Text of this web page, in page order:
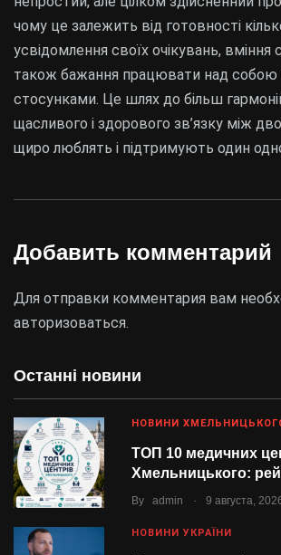
Останні новини
НОВИНИ
ТОП 10 медичних
Хмельницького:
By admin . 9 августа,
НОВИНИ УКРАЇНИ
чому це залежить від готовності
усвідомлення своїх очікувань, вміння
також бажання працювати над собою
стосунками. Це шлях до більш
щасливого і здорового зв’язку між
щиро люблять і підтримують один
Добавить комментарий
Для отправки комментария вам
авторизоваться.